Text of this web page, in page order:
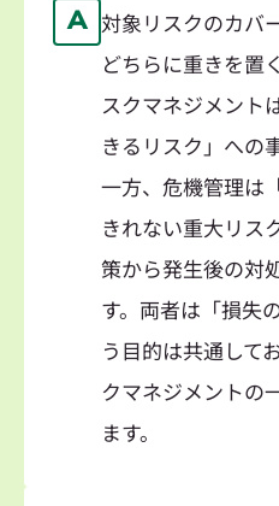
A 対象リスクのカバ
どちらに重きを置
スクマネジメント
きるリスク」への
一方、危機管理は
きれない重大リス
策から発生後の対
す。両者は「損失
う目的は共通して
クマネジメントの
ます。